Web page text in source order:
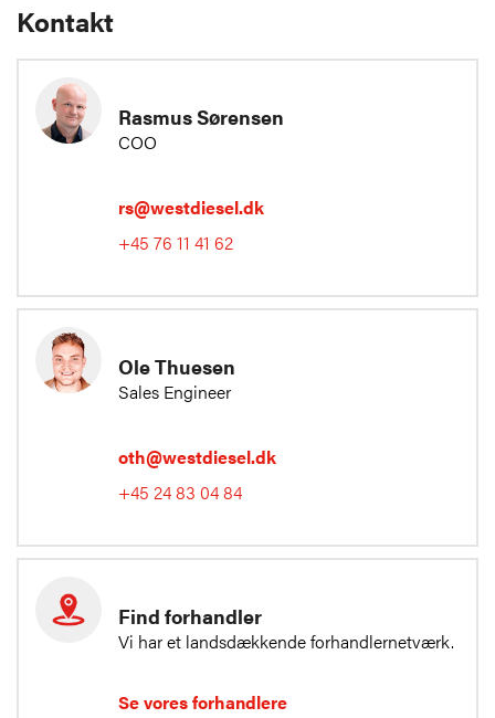
Kontakt
Rasmus Sørensen
COO
rs@westdiesel.dk
+45 76 11 41 62
Ole Thuesen
Sales Engineer
oth@westdiesel.dk
+45 24 83 04 84
Find forhandler
Vi har et landsdækkende forhandlernetværk.
Se vores forhandlere